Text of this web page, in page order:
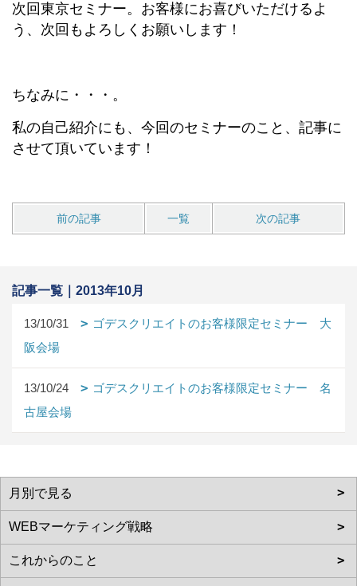
次回東京セミナー。お客様にお喜びいただけるよ
う、次回もよろしくお願いします！
ちなみに・・・。
私の自己紹介にも、今回のセミナーのこと、記事に
させて頂いています！
前の記事 一覧 次の記事
記事一覧｜2013年10月
13/10/31
ゴデスクリエイトのお客様限定セミナー 大
阪会場
13/10/24
ゴデスクリエイトのお客様限定セミナー 名
古屋会場